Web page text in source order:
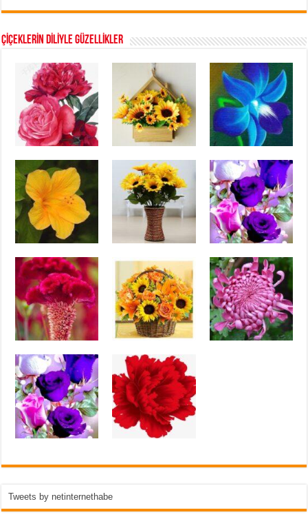
ÇİÇEKLERİN DİLİYLE GÜZELLİKLER
Tweets by netinternethabe